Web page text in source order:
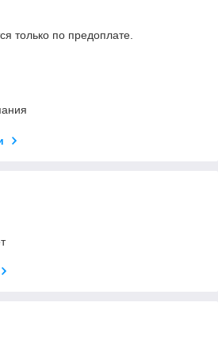
только по предоплате.